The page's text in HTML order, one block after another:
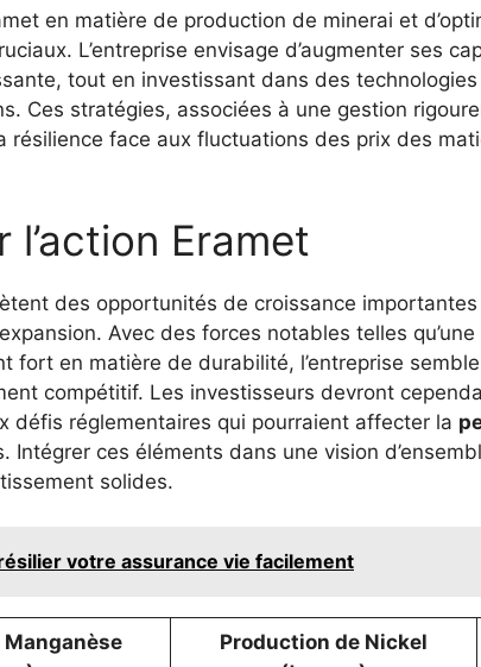
en matière de production de minerai et
L’entreprise envisage d’augmenter ses
tout en investissant dans des technologies
Ces stratégies, associées à une gestion
résilience face aux fluctuations des prix des
l’action Eramet
des opportunités de croissance
Avec des forces notables telles
fort en matière de durabilité, l’entreprise
compétitif. Les investisseurs devront
défis réglementaires qui pourraient affecter la
Intégrer ces éléments dans une vision
solides.
votre assurance vie facilement
Production de Nickel